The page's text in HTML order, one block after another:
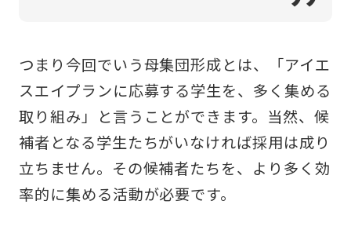
つまり今回でいう母集団形成とは、「アイエ
スエイプランに応募する学生を、多く集める
取り組み」と言うことができます。当然、候
補者となる学生たちがいなければ採用は成り
立ちません。その候補者たちを、より多く効
率的に集める活動が必要です。